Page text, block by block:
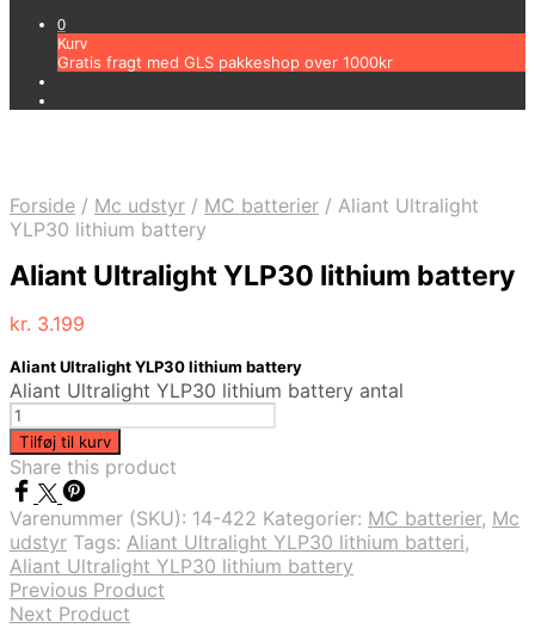
0
Kurv
Gratis fragt med GLS pakkeshop over 1000kr
Forside / Mc udstyr / MC batterier / Aliant Ultralight
YLP30 lithium battery
Aliant Ultralight YLP30 lithium battery
kr. 3.199
Aliant Ultralight YLP30 lithium battery
Aliant Ultralight YLP30 lithium battery antal
Tilføj til kurv
Share this product
Varenummer (SKU): 14-422 Kategorier: MC batterier, Mc
udstyr Tags: Aliant Ultralight YLP30 lithium batteri,
Aliant Ultralight YLP30 lithium battery
Previous Product
Next Product